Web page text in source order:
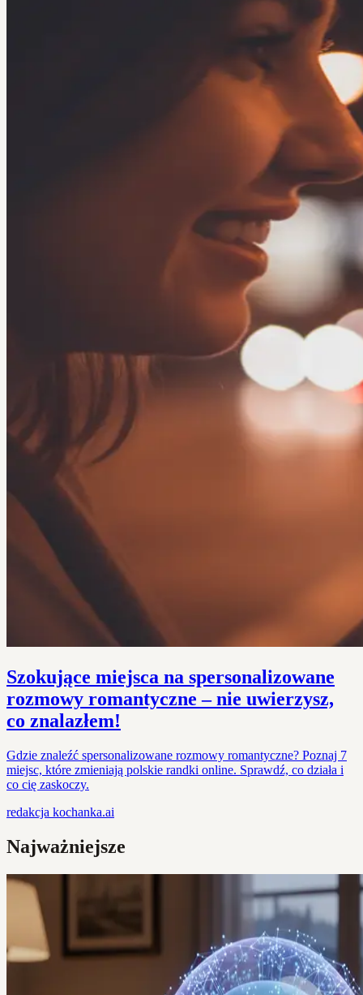
Szokujące miejsca na spersonalizowane
rozmowy romantyczne – nie uwierzysz,
co znalazłem!
Gdzie znaleźć spersonalizowane rozmowy romantyczne? Poznaj 7
miejsc, które zmieniają polskie randki online. Sprawdź, co działa i
co cię zaskoczy.
redakcja kochanka.ai
Najważniejsze